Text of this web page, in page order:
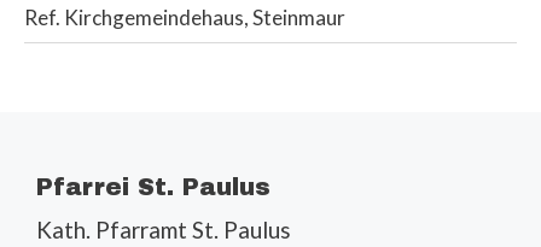
Ref. Kirchgemeindehaus, Steinmaur
Pfarrei St. Paulus
Kath. Pfarramt St. Paulus